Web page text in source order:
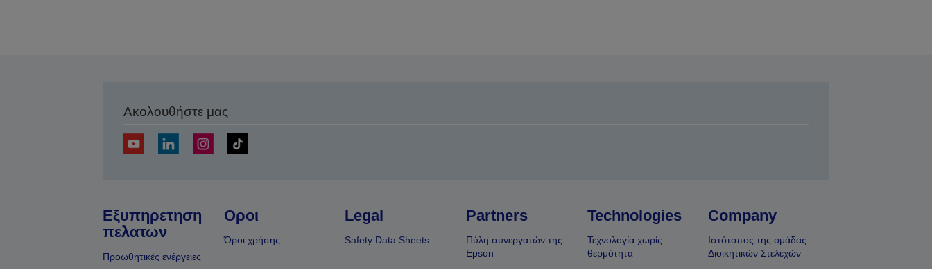
Ακολουθήστε μας
Εξυπηρετηση
πελατων
Προωθητικές ενέργειες
Οροι
Όροι χρήσης
Legal
Safety Data Sheets
Partners
Πύλη συνεργατών της
Epson
Technologies
Τεχνολογία χωρίς
θερμότητα
Company
Ιστότοπος της ομάδας
Διοικητικών Στελεχών